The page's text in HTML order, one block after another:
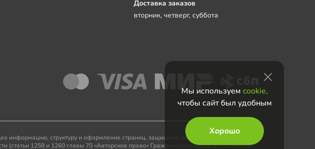
Мы используем cookie,
чтобы сайт был удобным
Хорошо
Доставка заказов
вторник, четверг, суббота
информацию, структуру и оформление страниц, защищены российскими и
1259 и 1260 главы 70 «Авторское право» Гражданского Кодекса Российской